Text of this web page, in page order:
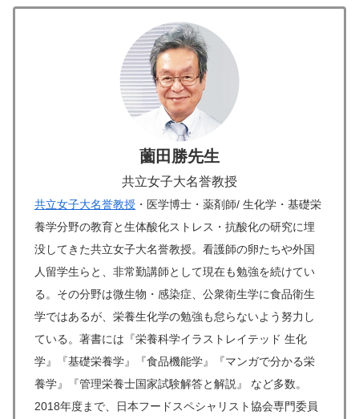
薗田勝先生
共立女子大名誉教授
共立女子大名誉教授 ・医学博士・薬剤師/ 生化学・基礎栄
養学分野の教育と生体酸化ストレス・抗酸化の研究に埋
没してきた共立女子大名誉教授。看護師の卵たちや外国
人留学生らと、非常勤講師として現在も勉強を続けてい
る。その分野は微生物・感染症、公衆衛生学に食品衛生
学ではあるが、栄養生化学の勉強も怠らないよう努力し
ている。著書には『栄養科学イラストレイテッド 生化
学』『基礎栄養学』『食品機能学』『マンガで分かる栄
養学』『管理栄養士国家試験解答と解説』 など多数。
2018年度まで、日本フードスペシャリスト協会専門委員